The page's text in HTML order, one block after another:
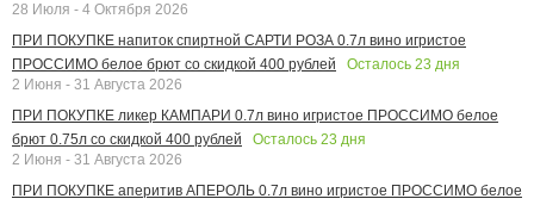
28 Июля - 4 Октября 2026
ПРИ ПОКУПКЕ напиток спиртной САРТИ РОЗА 0.7л вино игристое
ПРОССИМО белое брют со скидкой 400 рублей
Осталось 23 дня
2 Июня - 31 Августа 2026
ПРИ ПОКУПКЕ ликер КАМПАРИ 0.7л вино игристое ПРОССИМО белое
брют 0.75л со скидкой 400 рублей
Осталось 23 дня
2 Июня - 31 Августа 2026
ПРИ ПОКУПКЕ аперитив АПЕРОЛЬ 0.7л вино игристое ПРОССИМО белое